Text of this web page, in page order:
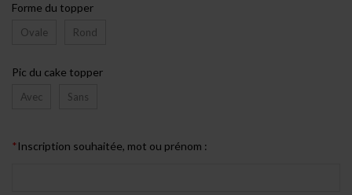
Forme du topper
Ovale Rond
Pic du cake topper
Avec Sans
* Inscription souhaitée, mot ou prénom :